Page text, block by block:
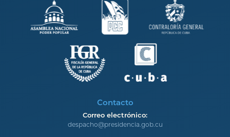
Contacto
Correo electrónico:
despacho@presidencia.gob.cu